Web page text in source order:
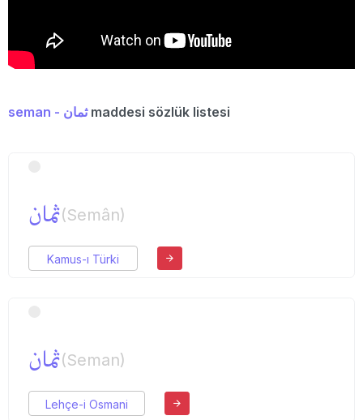
seman - ثمانmaddesi sözlük listesi
ثمان(Semân)
Kamus-ı Türki
ثمان(Seman)
Lehçe-i Osmani